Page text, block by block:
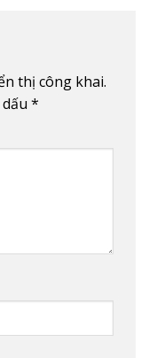
thị công khai.
*